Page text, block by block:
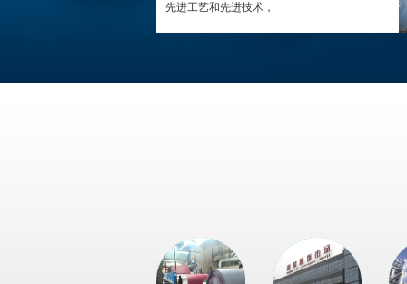
先进工艺和先进技术，